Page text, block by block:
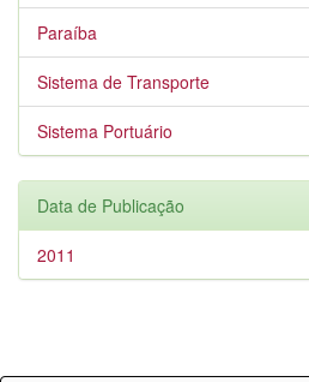
Paraíba
Sistema de Transporte
Sistema Portuário
Data de Publicação
2011